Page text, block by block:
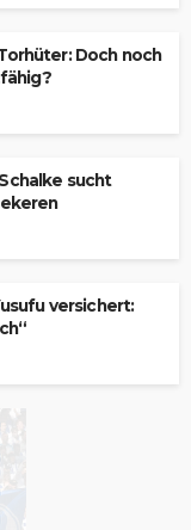
Doch noch
sucht
versichert: